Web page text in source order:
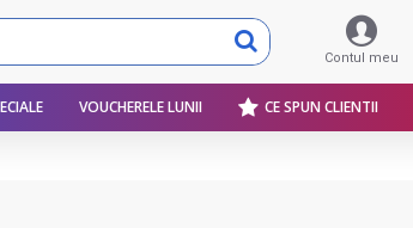
Contul meu
VOUCHERELE LUNII CE SPUN CLIENTII